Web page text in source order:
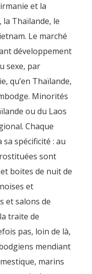
et la
la Thaïlande, le
Le marché
développement
sexe, par
qu’en Thaïlande,
Minorités
ou du Laos
Chaque
spécificité : au
sont
boites de nuit de
et
et salons de
traite de
pas, loin de là,
mendiant
marins